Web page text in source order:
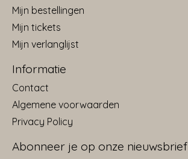
Mijn bestellingen
Mijn tickets
Mijn verlanglijst
Informatie
Contact
Algemene voorwaarden
Privacy Policy
Abonneer je op onze nieuwsbrief